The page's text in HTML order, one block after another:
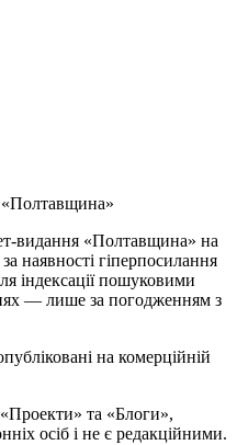
«Полтавщина»
видання «Полтавщина» на
наявності гіперпосилання
індексації пошуковими
— лише за погодженням з
на комерційній
та «Блоги»,
осіб і не є редакційними.